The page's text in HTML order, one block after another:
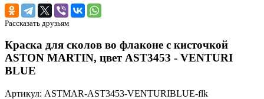
Рассказать друзьям
Краска для сколов во флаконе с кисточкой
ASTON MARTIN, цвет AST3453 - VENTURI
BLUE
Артикул: ASTMAR-AST3453-VENTURIBLUE-flk